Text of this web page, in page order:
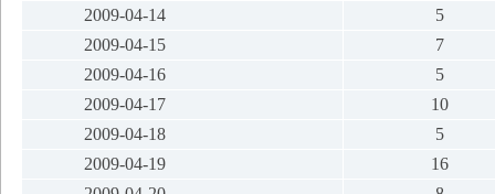
2009-04-14
5
2009-04-15
7
2009-04-16
5
2009-04-17
10
2009-04-18
5
2009-04-19
16